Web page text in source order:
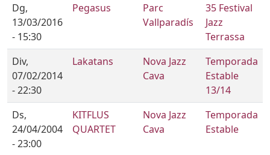
Dg,
13/03/2016
- 15:30
Pegasus
Parc
Vallparadís
35 Festival
Jazz
Terrassa
Div,
07/02/2014
- 22:30
Lakatans
Nova Jazz
Cava
Temporada
Estable
13/14
Ds,
24/04/2004
- 23:00
KITFLUS
QUARTET
Nova Jazz
Cava
Temporada
Estable